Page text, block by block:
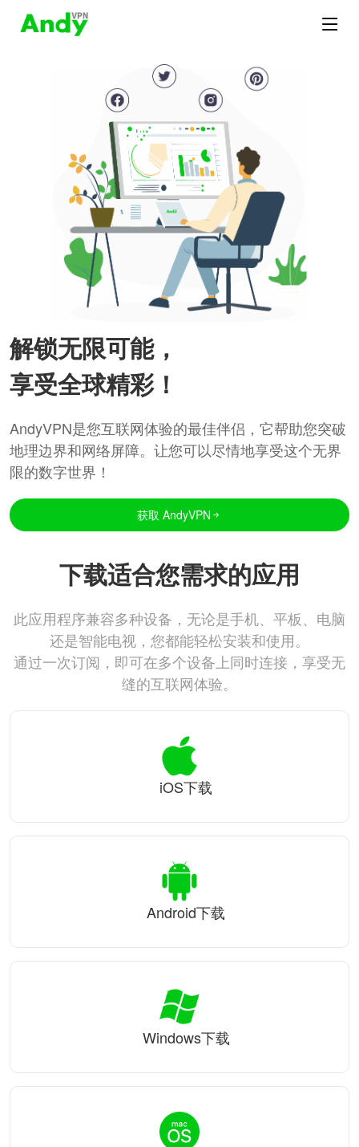
解锁无限可能，
享受全球精彩！
AndyVPN是您互联网体验的最佳伴侣，它帮助您突破
地理边界和网络屏障。让您可以尽情地享受这个无界
限的数字世界！
获取 AndyVPN
下载适合您需求的应用
此应用程序兼容多种设备，无论是手机、平板、电脑
还是智能电视，您都能轻松安装和使用。
通过一次订阅，即可在多个设备上同时连接，享受无
缝的互联网体验。
iOS下载
Android下载
Windows下载